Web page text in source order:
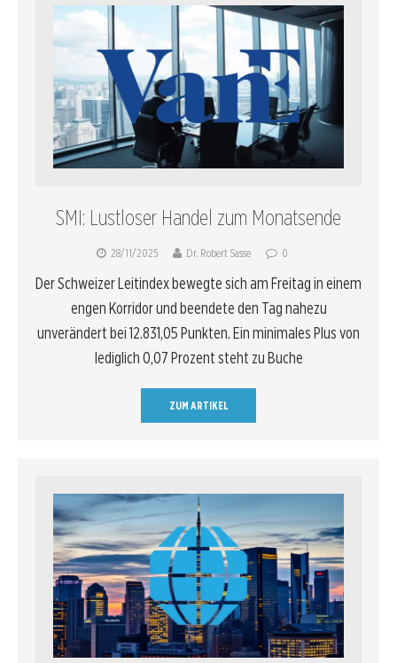
SMI: Lustloser Handel zum Monatsende
28/11/2025 Dr. Robert Sasse 0
Der Schweizer Leitindex bewegte sich am Freitag in einem
engen Korridor und beendete den Tag nahezu
unverändert bei 12.831,05 Punkten. Ein minimales Plus von
lediglich 0,07 Prozent steht zu Buche
ZUM ARTIKEL